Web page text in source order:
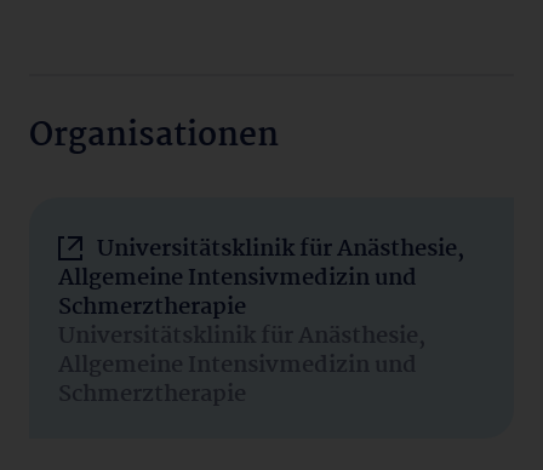
Organisationen
Universitätsklinik für Anästhesie,
Allgemeine Intensivmedizin und
Schmerztherapie
Universitätsklinik für Anästhesie,
Allgemeine Intensivmedizin und
Schmerztherapie